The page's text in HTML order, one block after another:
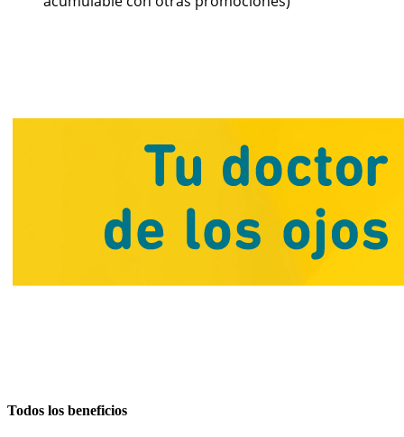
Todos los beneficios